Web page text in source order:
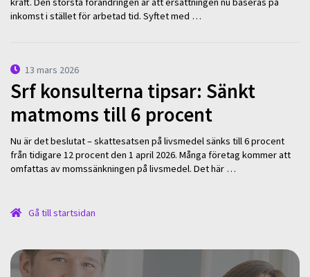
inkomst i stället för arbetad tid. Syftet med …
13 mars 2026
Srf konsulterna tipsar: Sänkt
matmoms till 6 procent
Nu är det beslutat – skattesatsen på livsmedel sänks till 6 procent
från tidigare 12 procent den 1 april 2026. Många företag kommer att
omfattas av momssänkningen på livsmedel. Det här …
Gå till startsidan